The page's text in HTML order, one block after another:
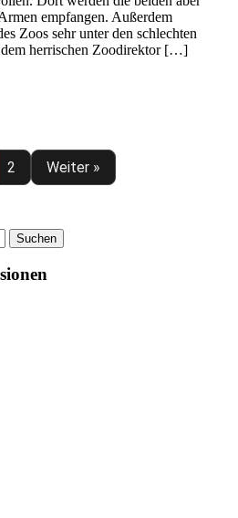
empfangen. Außerdem
Zoos sehr unter den schlechten
herrischen Zoodirektor […]
2 Weiter »